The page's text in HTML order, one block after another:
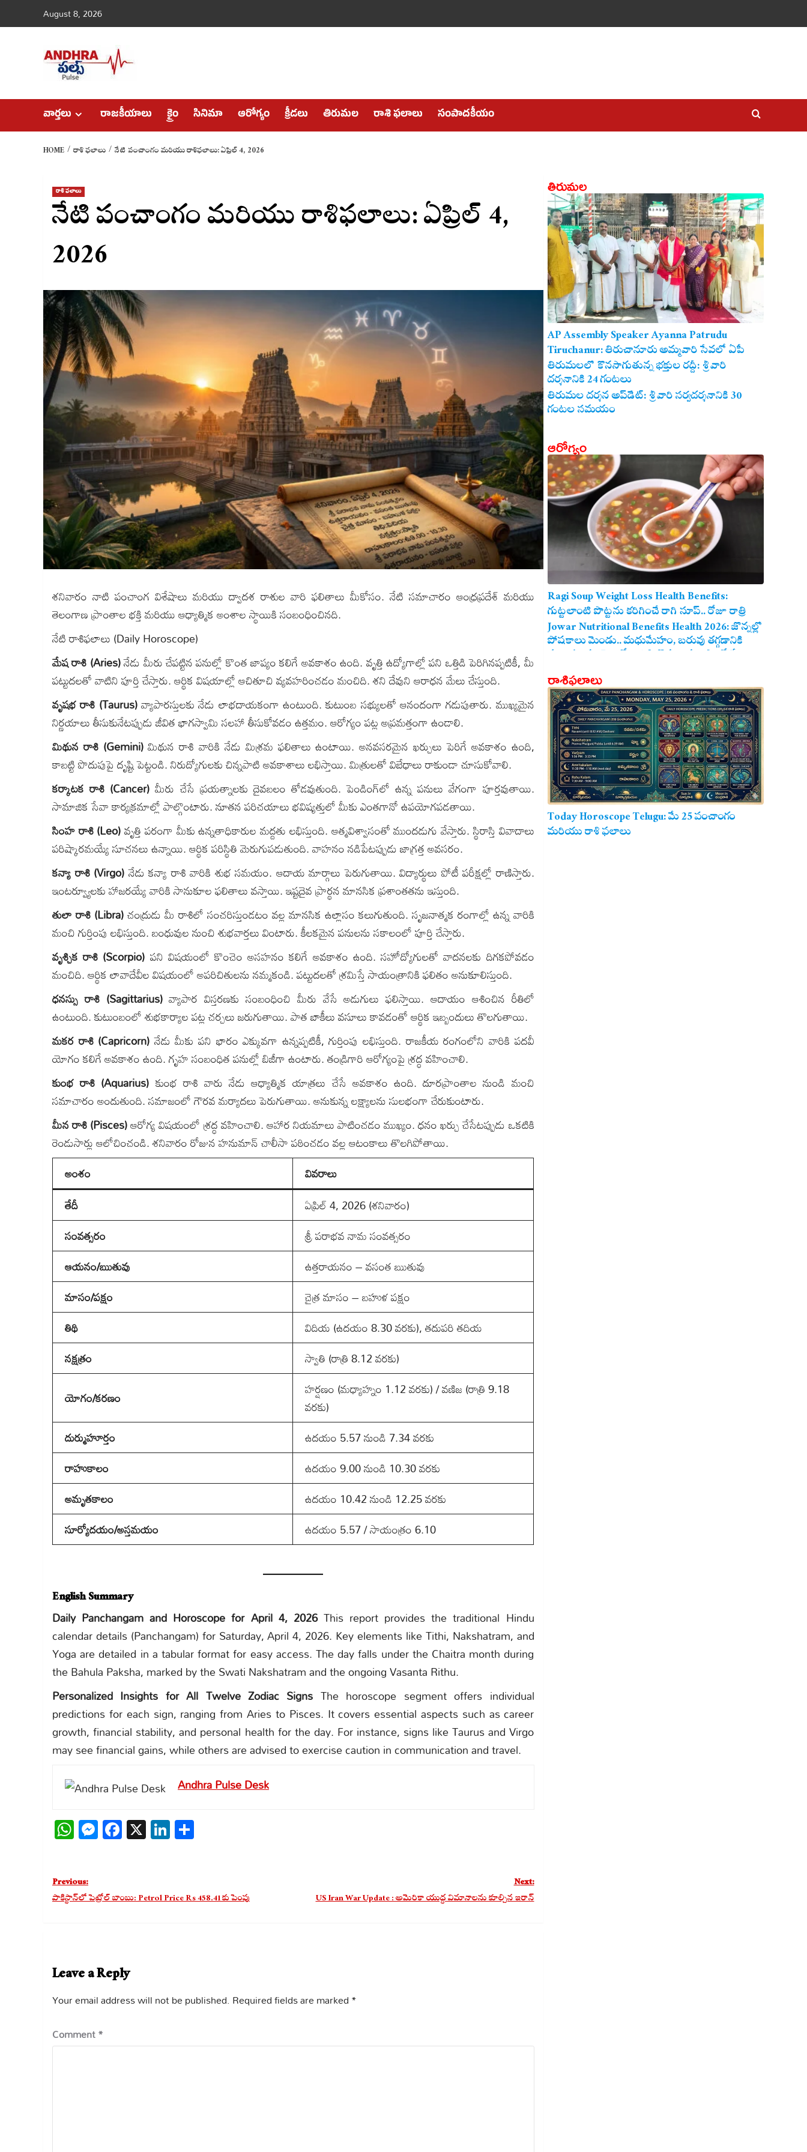
to
August 8, 2026
వార్తలు రాజకీయాలు క్రైం సినిమా ఆరోగ్యం క్రీడలు తిరుమల రాశి ఫలాలు సంపాదకీయం
HOME రాశి ఫలాలు నేటి పంచాంగం మరియు రాశిఫలాలు: ఏప్రిల్ 4, 2026
రాశి ఫలాలు
నేటి పంచాంగం మరియు రాశిఫలాలు: ఏప్రిల్ 4,
2026
శనివారం నాటి పంచాంగ విశేషాలు మరియు ద్వాదశ రాశుల వారి ఫలితాలు మీకోసం. నేటి సమాచారం ఆంధ్రప్రదేశ్ మరియు
తెలంగాణ ప్రాంతాల భక్తి మరియు ఆధ్యాత్మిక అంశాల స్థాయికి సంబంధించినది.
నేటి రాశిఫలాలు (Daily Horoscope)
మేష రాశి (Aries)నేడు మీరు చేపట్టిన పనుల్లో కొంత జాప్యం కలిగే అవకాశం ఉంది. వృత్తి ఉద్యోగాల్లో పని ఒత్తిడి పెరిగినప్పటికీ, మీ
పట్టుదలతో వాటిని పూర్తి చేస్తారు. ఆర్థిక విషయాల్లో ఆచితూచి వ్యవహరించడం మంచిది. శని దేవుని ఆరాధన మేలు చేస్తుంది.
వృషభ రాశి (Taurus)వ్యాపారస్తులకు నేడు లాభదాయకంగా ఉంటుంది. కుటుంబ సభ్యులతో ఆనందంగా గడుపుతారు. ముఖ్యమైన
నిర్ణయాలు తీసుకునేటప్పుడు జీవిత భాగస్వామి సలహా తీసుకోవడం ఉత్తమం. ఆరోగ్యం పట్ల అప్రమత్తంగా ఉండాలి.
మిథున రాశి (Gemini)మిథున రాశి వారికి నేడు మిశ్రమ ఫలితాలు ఉంటాయి. అనవసరమైన ఖర్చులు పెరిగే అవకాశం ఉంది,
కాబట్టి పొదుపుపై దృష్టి పెట్టండి. నిరుద్యోగులకు చిన్నపాటి అవకాశాలు లభిస్తాయి. మిత్రులతో విబేధాలు రాకుండా చూసుకోవాలి.
కర్కాటక రాశి (Cancer) మీరు చేసే ప్రయత్నాలకు దైవబలం తోడవుతుంది. పెండింగ్‌లో ఉన్న పనులు వేగంగా పూర్తవుతాయి.
సామాజిక సేవా కార్యక్రమాల్లో పాల్గొంటారు. నూతన పరిచయాలు భవిష్యత్తులో మీకు ఎంతగానో ఉపయోగపడతాయి.
సింహ రాశి (Leo)వృత్తి పరంగా మీకు ఉన్నతాధికారుల మద్దతు లభిస్తుంది. ఆత్మవిశ్వాసంతో ముందడుగు వేస్తారు. స్థిరాస్తి వివాదాలు
పరిష్కారమయ్యే సూచనలు ఉన్నాయి. ఆర్థిక పరిస్థితి మెరుగుపడుతుంది. వాహనం నడిపేటప్పుడు జాగ్రత్త అవసరం.
కన్యా రాశి (Virgo)నేడు కన్యా రాశి వారికి శుభ సమయం. ఆదాయ మార్గాలు పెరుగుతాయి. విద్యార్థులు పోటీ పరీక్షల్లో రాణిస్తారు.
ఇంటర్వ్యూలకు హాజరయ్యే వారికి సానుకూల ఫలితాలు వస్తాయి. ఇష్టదైవ ప్రార్థన మానసిక ప్రశాంతతను ఇస్తుంది.
తులా రాశి (Libra)చంద్రుడు మీ రాశిలో సంచరిస్తుండటం వల్ల మానసిక ఉల్లాసం కలుగుతుంది. సృజనాత్మక రంగాల్లో ఉన్న వారికి
మంచి గుర్తింపు లభిస్తుంది. బంధువుల నుంచి శుభవార్తలు వింటారు. కీలకమైన పనులను సకాలంలో పూర్తి చేస్తారు.
వృశ్చిక రాశి (Scorpio) పని విషయంలో కొంచెం అసహనం కలిగే అవకాశం ఉంది. సహోద్యోగులతో వాదనలకు దిగకపోవడం
మంచిది. ఆర్థిక లావాదేవీల విషయంలో అపరిచితులను నమ్మకండి. పట్టుదలతో శ్రమిస్తే సాయంత్రానికి ఫలితం అనుకూలిస్తుంది.
ధనస్సు రాశి (Sagittarius)వ్యాపార విస్తరణకు సంబంధించి మీరు వేసే అడుగులు ఫలిస్తాయి. ఆదాయం ఆశించిన రీతిలో
ఉంటుంది. కుటుంబంలో శుభకార్యాల పట్ల చర్చలు జరుగుతాయి. పాత బాకీలు వసూలు కావడంతో ఆర్థిక ఇబ్బందులు తొలగుతాయి.
మకర రాశి (Capricorn)నేడు మీకు పని భారం ఎక్కువగా ఉన్నప్పటికీ, గుర్తింపు లభిస్తుంది. రాజకీయ రంగంలోని వారికి పదవీ
యోగం కలిగే అవకాశం ఉంది. గృహ సంబంధిత పనుల్లో బిజీగా ఉంటారు. తండ్రిగారి ఆరోగ్యంపై శ్రద్ధ వహించాలి.
కుంభ రాశి (Aquarius) కుంభ రాశి వారు నేడు ఆధ్యాత్మిక యాత్రలు చేసే అవకాశం ఉంది. దూరప్రాంతాల నుండి మంచి
సమాచారం అందుతుంది. సమాజంలో గౌరవ మర్యాదలు పెరుగుతాయి. అనుకున్న లక్ష్యాలను సులభంగా చేరుకుంటారు.
మీన రాశి (Pisces)ఆరోగ్య విషయంలో శ్రద్ధ వహించాలి. ఆహార నియమాలు పాటించడం ముఖ్యం. ధనం ఖర్చు చేసేటప్పుడు ఒకటికి
రెండుసార్లు ఆలోచించండి. శనివారం రోజున హనుమాన్ చాలీసా పఠించడం వల్ల ఆటంకాలు తొలగిపోతాయి.
అంశం
వివరాలు
తేదీ
ఏప్రిల్ 4, 2026 (శనివారం)
సంవత్సరం
శ్రీ పరాభవ నామ సంవత్సరం
ఆయనం/ఋతువు
ఉత్తరాయనం – వసంత ఋతువు
మాసం/పక్షం
చైత్ర మాసం – బహుళ పక్షం
తిథి
విదియ (ఉదయం 8.30 వరకు), తదుపరి తదియ
నక్షత్రం
స్వాతి (రాత్రి 8.12 వరకు)
యోగం/కరణం
హర్షణం (మధ్యాహ్నం 1.12 వరకు) / వణిజ (రాత్రి 9.18
వరకు)
దుర్ముహూర్తం
ఉదయం 5.57 నుండి 7.34 వరకు
రాహుకాలం
ఉదయం 9.00 నుండి 10.30 వరకు
అమృతకాలం
ఉదయం 10.42 నుండి 12.25 వరకు
సూర్యోదయం/అస్తమయం
ఉదయం 5.57 / సాయంత్రం 6.10
English Summary
Daily Panchangam and Horoscope for April 4, 2026This report provides the traditional Hindu
calendar details (Panchangam) for Saturday, April 4, 2026. Key elements like Tithi, Nakshatram, and
Yoga are detailed in a tabular format for easy access. The day falls under the Chaitra month during
the Bahula Paksha, marked by the Swati Nakshatram and the ongoing Vasanta Rithu.
Personalized Insights for All Twelve Zodiac Signs The horoscope segment offers individual
predictions for each sign, ranging from Aries to Pisces. It covers essential aspects such as career
growth, financial stability, and personal health for the day. For instance, signs like Taurus and Virgo
may see financial gains, while others are advised to exercise caution in communication and travel.
Andhra Pulse Desk
WhatsApp
Messenger
Facebook
X LinkedIn
Post
navigation
Previous:
పాకిస్థాన్‌లో పెట్రోల్ బాంబు: Petrol Price Rs 458.41 కు పెంపు
Next:
US Iran War Update : అమెరికా యుద్ధ విమానాలను కూల్చిన ఇరాన్
Leave a Reply
Your email address will not be published. Required fields are marked*
Comment*
తిరుమల
AP Assembly Speaker Ayanna Patrudu
Tiruchanur: తిరుచానూరు అమ్మవారి సేవలో ఏపీ
అసెంబ్లీ స్పీకర్.. కుటుంబ సమేతంగా దర్శించుకున్న
అయ్యన్నపాత్రుడు!
తిరుమలలో కొనసాగుతున్న భక్తుల రద్దీ: శ్రీవారి
దర్శనానికి 24 గంటలు
తిరుమల దర్శన అప్‌డేట్: శ్రీవారి సర్వదర్శనానికి 30
గంటల సమయం
ఆరోగ్యం
Ragi Soup Weight Loss Health Benefits:
గుట్టలాంటి పొట్టను కరిగించే రాగి సూప్.. రోజూ రాత్రి
తాగితే బరువు తగ్గడం ఖాయం!
Jowar Nutritional Benefits Health 2026: జొన్నల్లో
పోషకాలు మెండు.. మధుమేహం, బరువు తగ్గడానికి
మరియు గుండె ఆరోగ్యానికి జొన్న అన్నం ఎంతో మేలు!
రాశిఫలాలు
Today Horoscope Telugu: మే 25 పంచాంగం
మరియు రాశి ఫలాలు